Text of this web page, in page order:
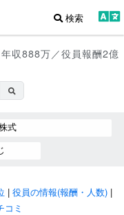
検索
年収888万／役員報酬2億
式
| 役員の情報(報酬・人数) |
コミ